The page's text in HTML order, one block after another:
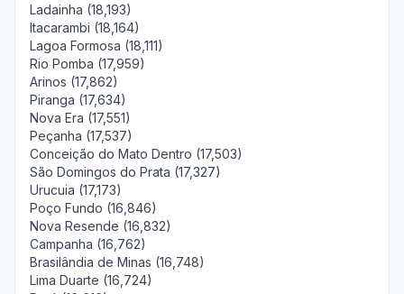
Ladainha (18,193)
Itacarambi (18,164)
Lagoa Formosa (18,111)
Rio Pomba (17,959)
Arinos (17,862)
Piranga (17,634)
Nova Era (17,551)
Peçanha (17,537)
Conceição do Mato Dentro (17,503)
São Domingos do Prata (17,327)
Urucuia (17,173)
Poço Fundo (16,846)
Nova Resende (16,832)
Campanha (16,762)
Brasilândia de Minas (16,748)
Lima Duarte (16,724)